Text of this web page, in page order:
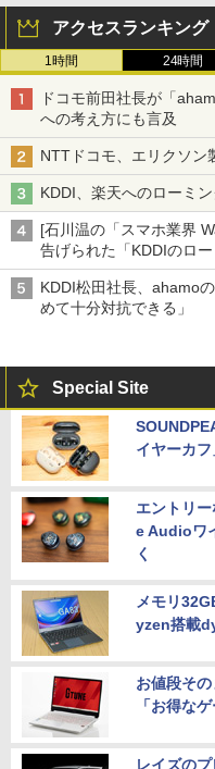
アクセスランキング
1時間 24時間
ドコモ前田社長が「
への考え方にも言及
NTTドコモ、エリクソン
KDDI、楽天へのローミ
[石川温の「スマホ業界
告げられた「KDDIのロ
穴と楽天モバイルの課題
KDDI松田社長、ahamo
めて十分対抗できる」
Special Site
イヤーカ
エントリ
e Audioワ
く
メモリ
yzen搭載
お値段そ
「お得な
レイズの